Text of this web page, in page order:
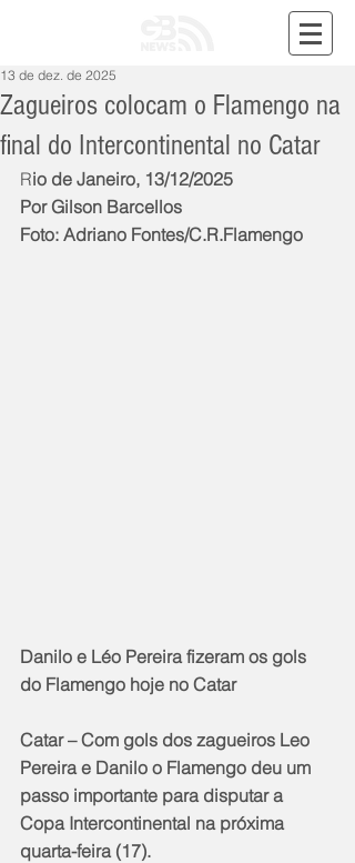
Zagueiros colocam o Flamengo na
final do Intercontinental no Catar
13 de dez. de 2025
Rio de Janeiro, 13/12/2025
Por Gilson Barcellos
Foto: Adriano Fontes/C.R.Flamengo
Danilo e Léo Pereira fizeram os gols
do Flamengo hoje no Catar
Catar – Com gols dos zagueiros Leo
Pereira e Danilo o Flamengo deu um
passo importante para disputar a
Copa Intercontinental na próxima
quarta-feira (17).